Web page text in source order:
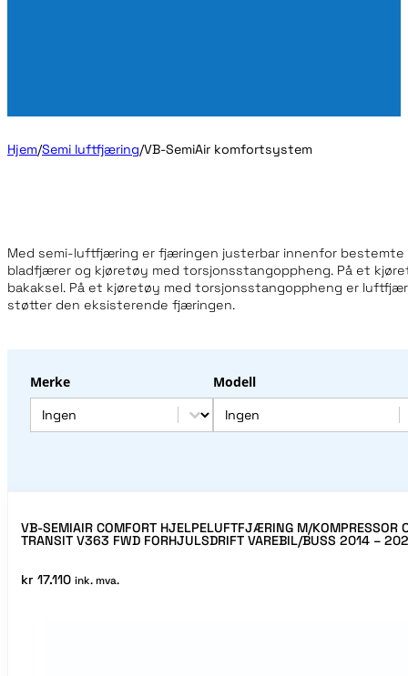
Hjem/Semi luftfjæring/VB-SemiAir komfortsystem
Med semi-luftfjæring er fjæringen justerbar innenfor bestemte
bladfjærer og kjøretøy med torsjonsstangoppheng. På et
bakaksel. På et kjøretøy med torsjonsstangoppheng er
støtter den eksisterende fjæringen.
Merke
Merke
Merke
Modell
Modell
Modell
VB-SEMIAIR COMFORT HJELPELUFTFJÆRING M/KOMPRESSOR
TRANSIT V363 FWD FORHJULSDRIFT VAREBIL/BUSS 2014 –
kr 17.110 ink. mva.